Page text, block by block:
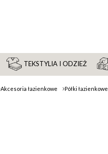
TEKSTYLIA I ODZIEŻ
Akcesoria łazienkowe Półki łazienkowe